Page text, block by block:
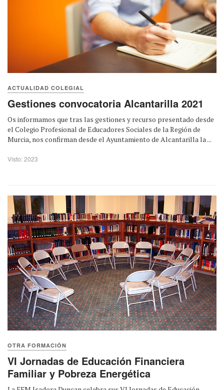
ACTUALIDAD COLEGIAL
Gestiones convocatoria Alcantarilla 2021
Os informamos que tras las gestiones y recurso presentado desde
el Colegio Profesional de Educadores Sociales de la Región de
Murcia, nos confirman desde el Ayuntamiento de Alcantarilla la ...
Visto: 2023
OTRA FORMACIÓN
VI Jornadas de Educación Financiera
Familiar y Pobreza Energética